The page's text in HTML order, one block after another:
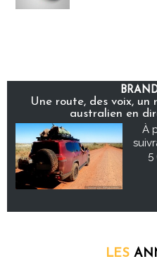
Une route, des voix, un
australien en
À
5
LES